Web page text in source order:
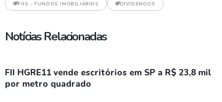
FIIS - FUNDOS IMOBILIÁRIOS DIVIDENDOS
Notícias Relacionadas
FII HGRE11 vende escritórios em SP a R$ 23,8 mil
por metro quadrado